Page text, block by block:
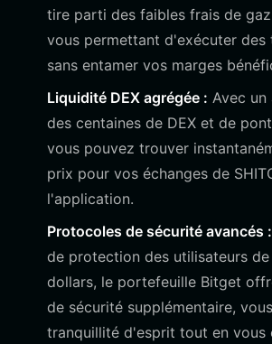
tire parti des faibles frais de gaz
vous permettant d'exécuter des
sans entamer vos marges
Liquidité DEX agrégée : Avec un
des centaines de DEX et de
vous pouvez trouver
prix pour vos échanges de
l'application.
Protocoles de sécurité avancés :
de protection des utilisateurs
dollars, le portefeuille Bitget
de sécurité supplémentaire,
tranquillité d'esprit tout en vous